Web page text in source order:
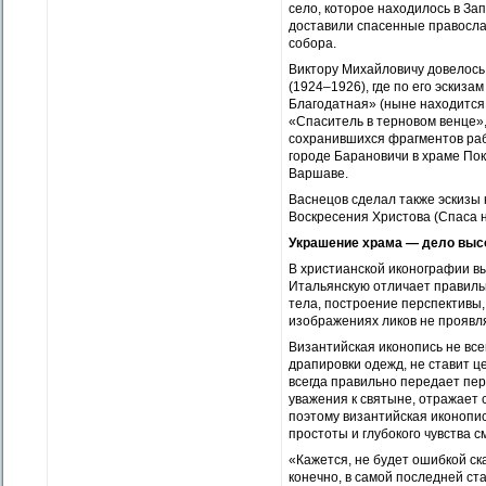
село, которое находилось в
доставили спасенные
собора.
Виктору Михайловичу
(1924–1926), где по его
Благодатная» (ныне
«Спаситель в терновом
сохранившихся фрагментов
городе Барановичи в храме
Варшаве.
Васнецов сделал также
Воскресения Христова (Спаса
Украшение храма — дело
В христианской иконографии
Итальянскую отличает
тела, построение
изображениях ликов не
Византийская иконопись не
драпировки одежд, не ставит
всегда правильно передает
уважения к святыне, отражает
поэтому византийская
простоты и глубокого чувства
«Кажется, не будет ошибкой
конечно, в самой последней